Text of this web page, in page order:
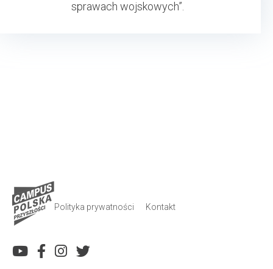
sprawach wojskowych”.
Polityka prywatności Kontakt